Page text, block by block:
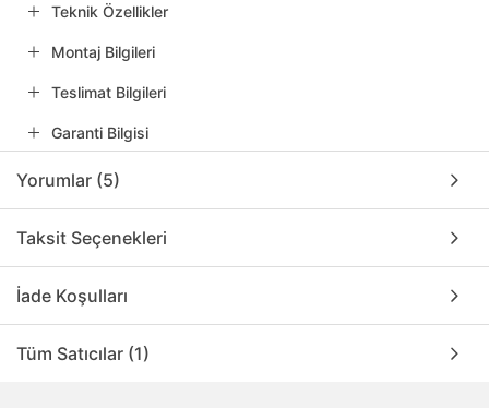
Teknik Özellikler
Montaj Bilgileri
Teslimat Bilgileri
Garanti Bilgisi
Yorumlar (5)
Taksit Seçenekleri
İade Koşulları
Tüm Satıcılar (1)